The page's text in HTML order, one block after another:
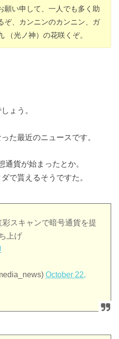
願い申して、一人でも多く助
ぞ、カンニンのカンニン、ガ
（光ノ神）の花咲くぞ。
ょう。
た最近のニュースです。
貨が始まったとか。
で貰えるそうですた。
スキャンで暗号通貨を提
上げ
October 22,